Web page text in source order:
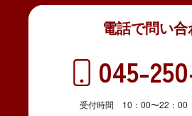
電話で問い
045-
受付時間 10：00〜22：00